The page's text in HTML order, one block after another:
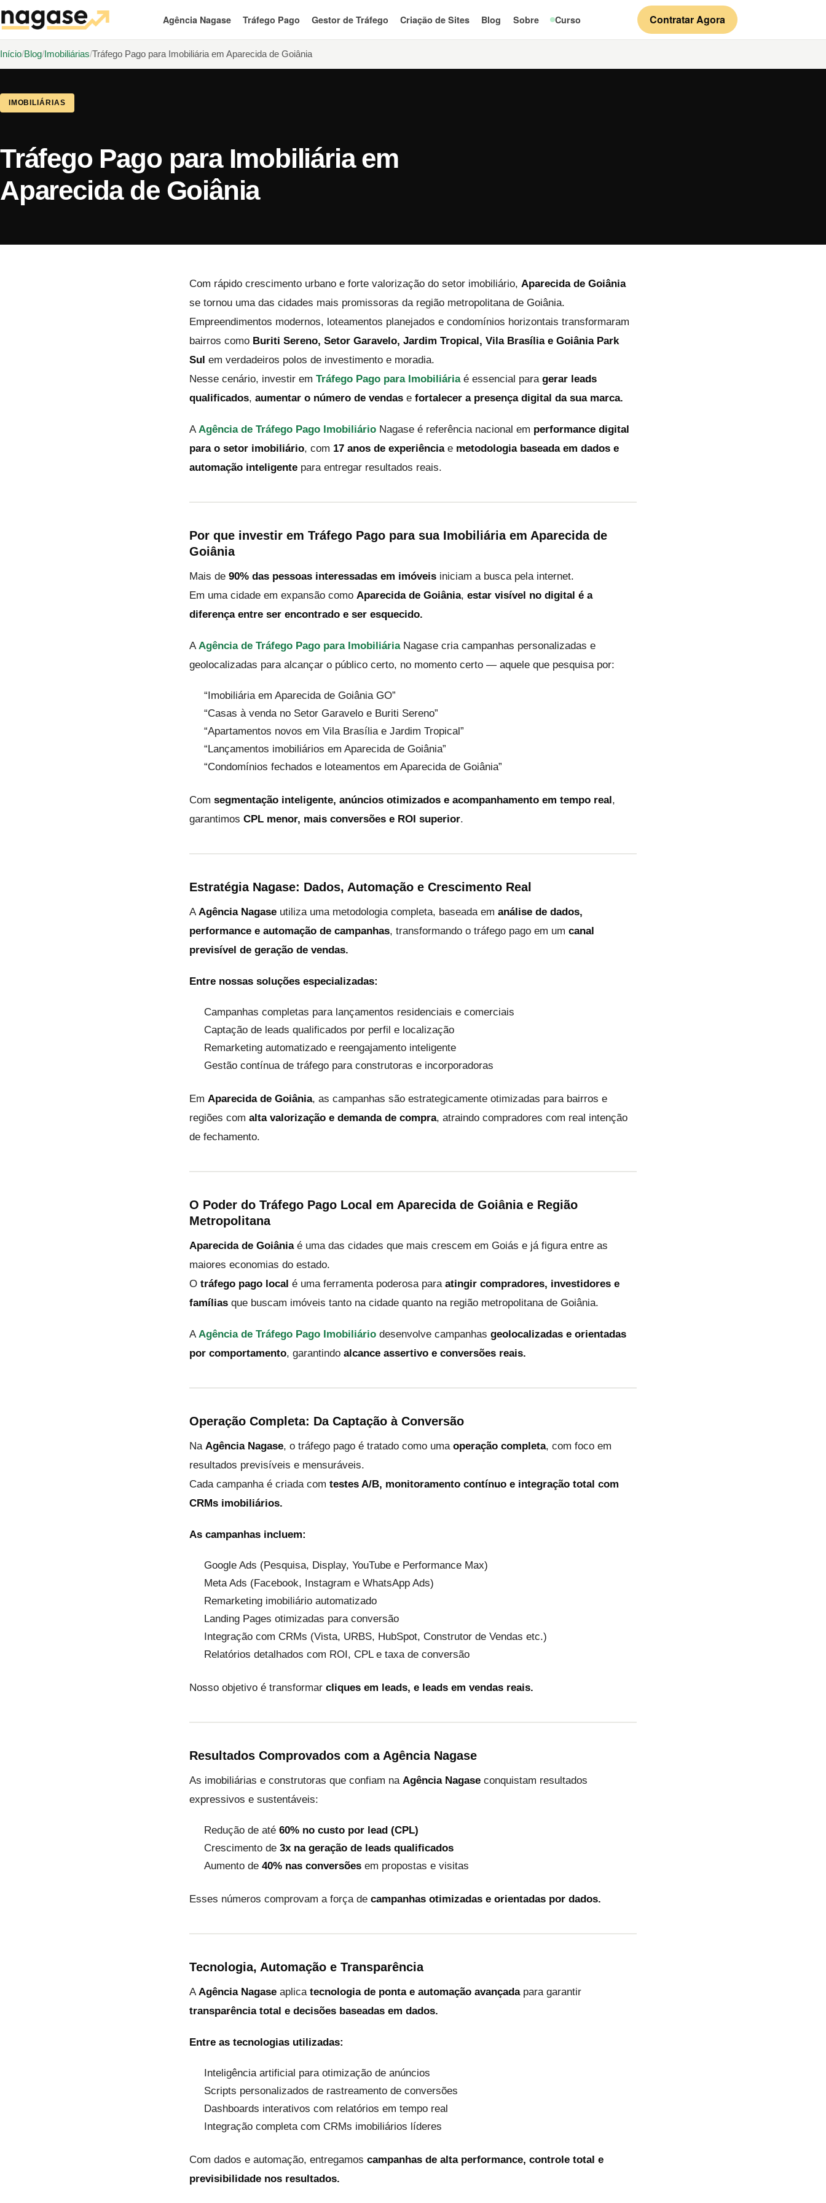
Agência Nagase Tráfego Pago Gestor de Tráfego Criação de Sites Blog Sobre Curso Contratar Agora
Início Blog Imobiliárias Tráfego Pago para Imobiliária em Aparecida de Goiânia
IMOBILIÁRIAS
Tráfego Pago para Imobiliária em
Aparecida de Goiânia
Com rápido crescimento urbano e forte valorização do setor imobiliário, Aparecida de Goiânia
se tornou uma das cidades mais promissoras da região metropolitana de Goiânia.
Empreendimentos modernos, loteamentos planejados e condomínios horizontais transformaram
bairros como Buriti Sereno, Setor Garavelo, Jardim Tropical, Vila Brasília e Goiânia Park
Sul em verdadeiros polos de investimento e moradia.
Nesse cenário, investir em Tráfego Pago para Imobiliáriaé essencial para gerar leads
qualificados, aumentar o número de vendas e fortalecer a presença digital da sua marca.
A Agência de Tráfego Pago Imobiliário Nagase é referência nacional em performance digital
para o setor imobiliário, com 17 anos de experiênciae metodologia baseada em dados e
automação inteligente para entregar resultados reais.
Por que investir em Tráfego Pago para sua Imobiliária em Aparecida de
Goiânia
Mais de 90% das pessoas interessadas em imóveis iniciam a busca pela internet.
Em uma cidade em expansão como Aparecida de Goiânia, estar visível no digital é a
diferença entre ser encontrado e ser esquecido.
A Agência de Tráfego Pago para ImobiliáriaNagase cria campanhas personalizadas e
geolocalizadas para alcançar o público certo, no momento certo — aquele que pesquisa por:
“Imobiliária em Aparecida de Goiânia GO”
“Casas à venda no Setor Garavelo e Buriti Sereno”
“Apartamentos novos em Vila Brasília e Jardim Tropical”
“Lançamentos imobiliários em Aparecida de Goiânia”
“Condomínios fechados e loteamentos em Aparecida de Goiânia”
Com segmentação inteligente, anúncios otimizados e acompanhamento em tempo real,
garantimos CPL menor, mais conversões e ROI superior.
Estratégia Nagase: Dados, Automação e Crescimento Real
A Agência Nagase utiliza uma metodologia completa, baseada em análise de dados,
performance e automação de campanhas, transformando o tráfego pago em um canal
previsível de geração de vendas.
Entre nossas soluções especializadas:
Campanhas completas para lançamentos residenciais e comerciais
Captação de leads qualificados por perfil e localização
Remarketing automatizado e reengajamento inteligente
Gestão contínua de tráfego para construtoras e incorporadoras
Em Aparecida de Goiânia, as campanhas são estrategicamente otimizadas para bairros e
regiões com alta valorização e demanda de compra, atraindo compradores com real intenção
de fechamento.
O Poder do Tráfego Pago Local em Aparecida de Goiânia e Região
Metropolitana
Aparecida de Goiâniaé uma das cidades que mais crescem em Goiás e já figura entre as
maiores economias do estado.
O tráfego pago local é uma ferramenta poderosa para atingir compradores, investidores e
famílias que buscam imóveis tanto na cidade quanto na região metropolitana de Goiânia.
A Agência de Tráfego Pago Imobiliário desenvolve campanhas geolocalizadas e orientadas
por comportamento, garantindo alcance assertivo e conversões reais.
Operação Completa: Da Captação à Conversão
Na Agência Nagase, o tráfego pago é tratado como uma operação completa, com foco em
resultados previsíveis e mensuráveis.
Cada campanha é criada com testes A/B, monitoramento contínuo e integração total com
CRMs imobiliários.
As campanhas incluem:
Google Ads (Pesquisa, Display, YouTube e Performance Max)
Meta Ads (Facebook, Instagram e WhatsApp Ads)
Remarketing imobiliário automatizado
Landing Pages otimizadas para conversão
Integração com CRMs (Vista, URBS, HubSpot, Construtor de Vendas etc.)
Relatórios detalhados com ROI, CPL e taxa de conversão
Nosso objetivo é transformar cliques em leads, e leads em vendas reais.
Resultados Comprovados com a Agência Nagase
As imobiliárias e construtoras que confiam na Agência Nagase conquistam resultados
expressivos e sustentáveis:
Redução de até 60% no custo por lead (CPL)
Crescimento de 3x na geração de leads qualificados
Aumento de 40% nas conversões em propostas e visitas
Esses números comprovam a força de campanhas otimizadas e orientadas por dados.
Tecnologia, Automação e Transparência
A Agência Nagase aplica tecnologia de ponta e automação avançadapara garantir
transparência total e decisões baseadas em dados.
Entre as tecnologias utilizadas:
Inteligência artificial para otimização de anúncios
Scripts personalizados de rastreamento de conversões
Dashboards interativos com relatórios em tempo real
Integração completa com CRMs imobiliários líderes
Com dados e automação, entregamos campanhas de alta performance, controle total e
previsibilidade nos resultados.